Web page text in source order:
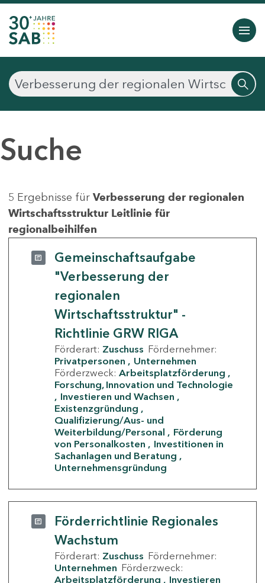
Suche
5 Ergebnisse für Verbesserung der regionalen
Wirtschaftsstruktur Leitlinie für
regionalbeihilfen
Gemeinschaftsaufgabe
"Verbesserung der
regionalen
Wirtschaftsstruktur" -
Richtlinie GRW RIGA
Förderart: Zuschuss Fördernehmer:
Privatpersonen
Unternehmen
Förderzweck: Arbeitsplatzförderung
Forschung, Innovation und Technologie
Investieren und Wachsen
Existenzgründung
Qualifizierung/Aus- und
Weiterbildung/Personal
Förderung
von Personalkosten
Investitionen in
Sachanlagen und Beratung
Unternehmensgründung
Förderrichtlinie Regionales
Wachstum
Förderart: Zuschuss Fördernehmer:
Unternehmen Förderzweck:
Arbeitsplatzförderung
Investieren